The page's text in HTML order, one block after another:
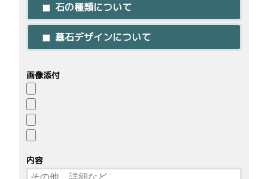
石の種類について
墓石デザインについて
画像添付
内容